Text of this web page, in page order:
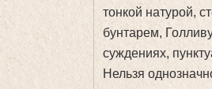
тонкой натурой,
бунтарем,
суждениях,
Нельзя